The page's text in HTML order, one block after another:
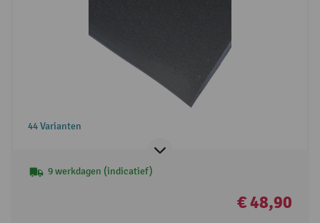
44 Varianten
9 werkdagen (indicatief)
€ 48,90